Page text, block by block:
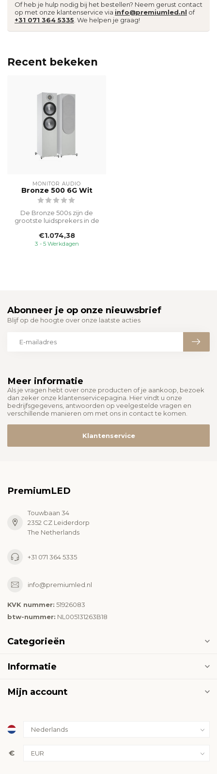
Of heb je hulp nodig bij het bestellen? Neem gerust contact
op met onze klantenservice via info@premiumled.nl of
+31 071 364 5335 . We helpen je graag!
Recent bekeken
MONITOR AUDIO
Bronze 500 6G Wit
De Bronze 500s zijn de
grootste luidsprekers in de
k...
€1.074,38
3 - 5 Werkdagen
Meer informatie
Als je vragen hebt over onze producten of je aankoop, bezoek
dan zeker onze klantenservicepagina. Hier vindt u onze
bedrijfsgegevens, antwoorden op veelgestelde vragen en
verschillende manieren om met ons in contact te komen.
Klantenservice
Abonneer je op onze nieuwsbrief
Blijf op de hoogte over onze laatste acties
PremiumLED
Touwbaan 34
2352 CZ Leiderdorp
The Netherlands
+31 071 364 5335
info@premiumled.nl
KVK nummer: 51926083
btw-nummer: NL005131263B18
Categorieën
Informatie
Mijn account
€